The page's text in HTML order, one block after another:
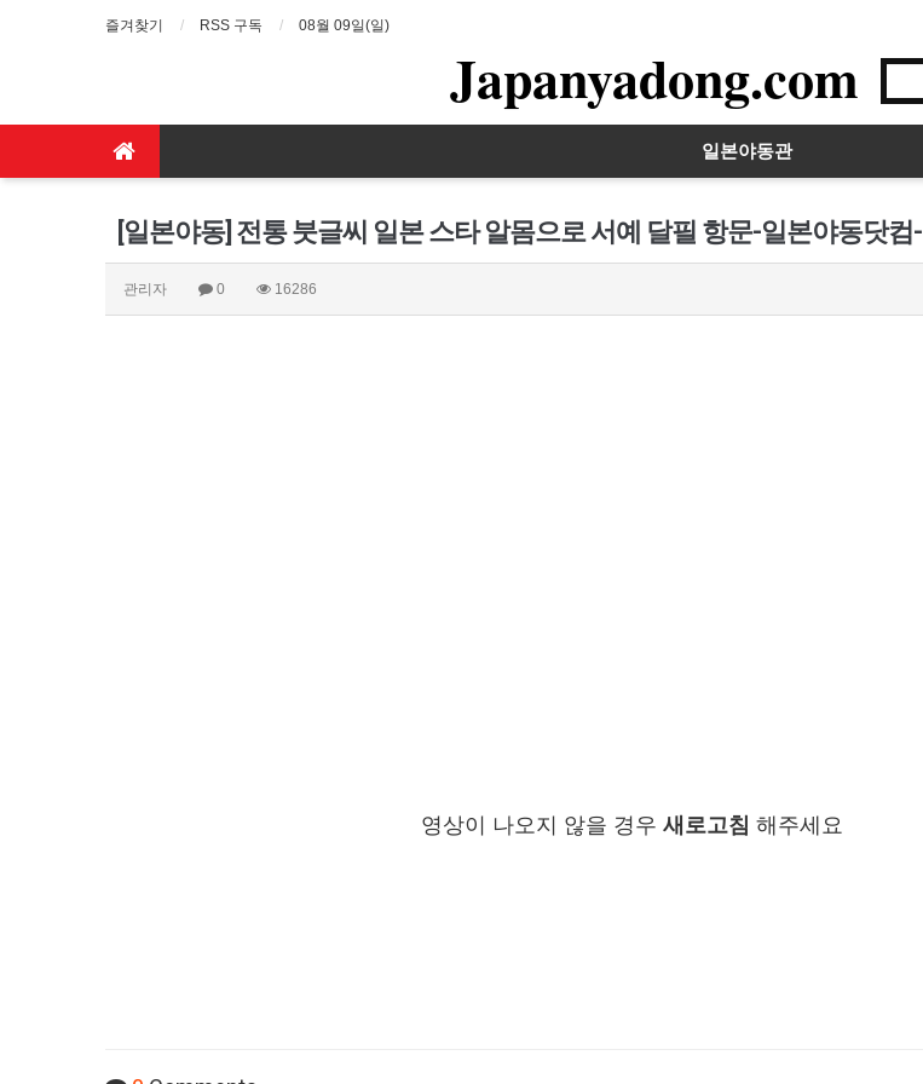
즐겨찾기 RSS 구독 08월 09일(일)
Japanyadong.com
일본야동관
[일본야동] 전통 붓글씨 일본 스타 알몸으로 서예 달필 항문-일본야동닷컴-
관리자 0 16286
영상이 나오지 않을 경우 새로고침 해주세요